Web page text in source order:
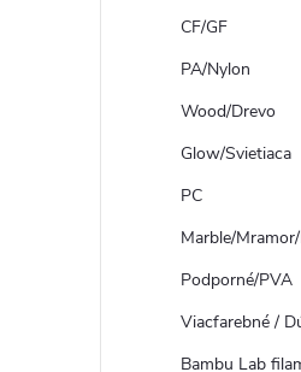
CF/GF
PA/Nylon
Wood/Drevo
Glow/Svietiaca
PC
Marble/
Podporné/PVA
Viacfarebné /
Bambu Lab